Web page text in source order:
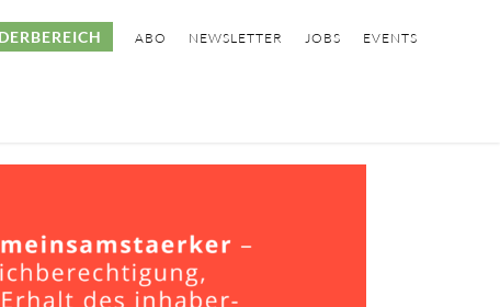
ABO NEWSLETTER JOBS EVENTS